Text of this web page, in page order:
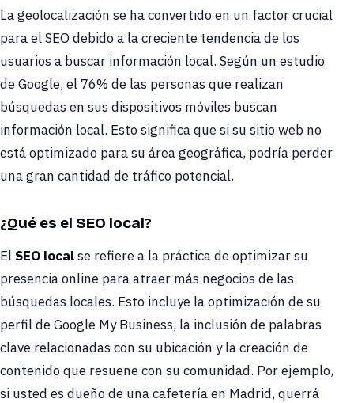
La geolocalización se ha convertido en un factor crucial
para el SEO debido a la creciente tendencia de los
usuarios a buscar información local. Según un estudio
de Google, el 76% de las personas que realizan
búsquedas en sus dispositivos móviles buscan
información local. Esto significa que si su sitio web no
está optimizado para su área geográfica, podría perder
una gran cantidad de tráfico potencial.
¿Qué es el SEO local?
ElSEO localse refiere a la práctica de optimizar su
presencia online para atraer más negocios de las
búsquedas locales. Esto incluye la optimización de su
perfil de Google My Business, la inclusión de palabras
clave relacionadas con su ubicación y la creación de
contenido que resuene con su comunidad. Por ejemplo,
si usted es dueño de una cafetería en Madrid, querrá